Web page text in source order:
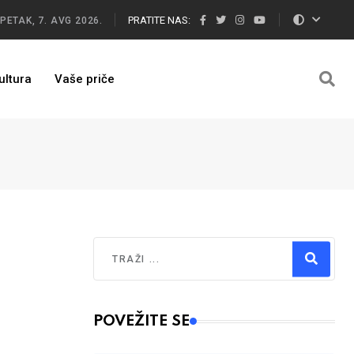
PETAK, 7. AVG 2026. PRATITE NAS:
Vaše priče
Type 2 or more characters for results.
POVEŽITE SE